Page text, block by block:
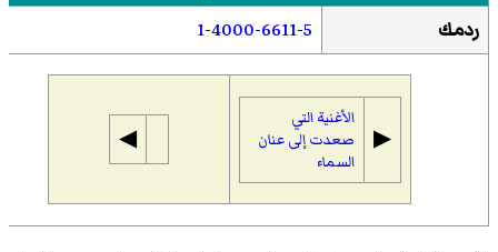
1-4000-6611-5
الأغنية التي
صعدت إلى عنان